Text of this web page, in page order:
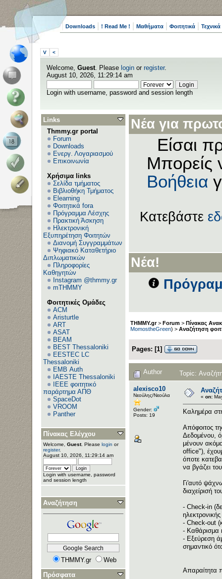
Downloads ! Read Me ! Μαθήματα Φοιτητικά
V <
Welcome, Guest. Please login or register.
August 10, 2026, 11:29:14 am
Login with username, password and session length
Links
Thmmy.gr portal
Forum
Downloads
Ενεργ. Λογαριασμού
Επικοινωνία
Χρήσιμα links
Σελίδα τμήματος
Βιβλιοθήκη Τμήματος
Elearning
Φοιτητικά fora
Πρόγραμμα Λέσχης
Πρακτική Άσκηση
Ηλεκτρονική
Εξυπηρέτηση Φοιτητών
Διανομή Συγγραμμάτων
Ψηφιακό Καταθετήριο
Διπλωματικών
Πληροφορίες
Καθηγητών
Instagram @thmmy.gr
mTHMMY
Φοιτητικές Ομάδες
ACM
Aristurtle
ART
ASAT
BEAM
BEST Thessaloniki
EESTEC LC
Thessaloniki
EΜΒ Auth
IAESTE Thessaloniki
IEEE φοιτητικό
παράρτημα ΑΠΘ
SpaceDot
VROOM
Panther
Πίνακας Ελέγχου
Welcome, Guest. Please login or
register.
August 10, 2026, 11:29:14 am
Login with username, password
and session length
Αναζήτηση
THMMY.gr
Web
Πρόσφατα
Νέα για
Είσαι
Μπορείς
Βοήθεια
Κατεβάστε
Νέα!
THMMY.gr> Forum > Πίνακας
MomostheGreen) > Αναζήτηση
Pages: [1]
Author Topic:
alexisco10
Νεούλης/Νεούλα
Gender:
Posts: 19
« on:
Καλημέρα
Απόφοιτος
Δεδομένου,
μένουν
office"),
όποτε
να βγάζει
Γι'αυτό
διαχείρισή
- Check-in
- Check-out
- Καθάρισμα
- Εξεύρεση
σημαντικό
Απαραίτητα